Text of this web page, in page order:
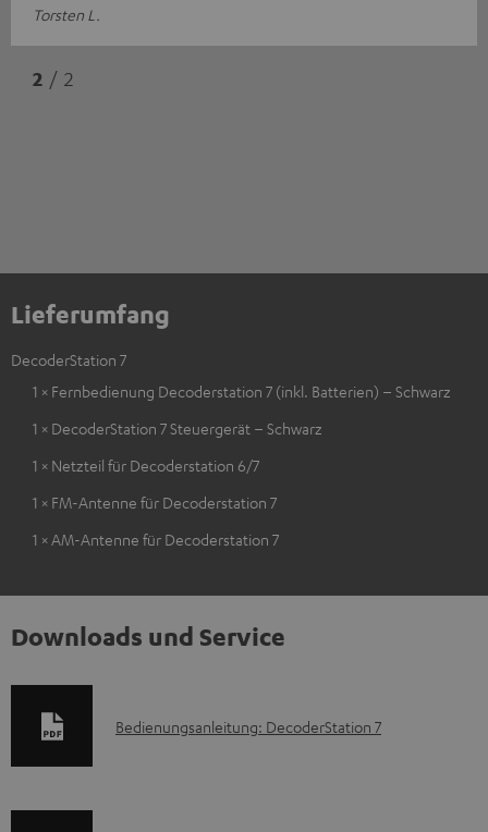
Torsten L.
2 / 2
Lieferumfang
DecoderStation 7
1 × Fernbedienung Decoderstation 7 (inkl. Batterien) – Schwarz
1 × DecoderStation 7 Steuergerät – Schwarz
1 × Netzteil für Decoderstation 6/7
1 × FM-Antenne für Decoderstation 7
1 × AM-Antenne für Decoderstation 7
Downloads und Service
D
Bedienungsanleitung: DecoderStation 7